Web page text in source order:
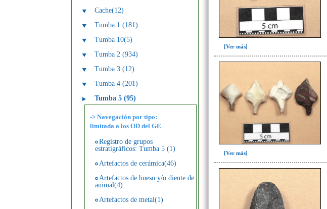
Cache(12)
Tumba 1 (181)
Tumba 10(5)
Tumba 2 (934)
Tumba 3 (12)
Tumba 4 (201)
Tumba 5 (95)
-> Navegación por tipo:
limitada a los OD del GE
Registro de grupos
estratigráficos: Tumba 5 (1)
Artefactos de cerámica(46)
Artefactos de hueso y/o diente de
animal(4)
Artefactos de metal(1)
[Ver más]
[Ver más]